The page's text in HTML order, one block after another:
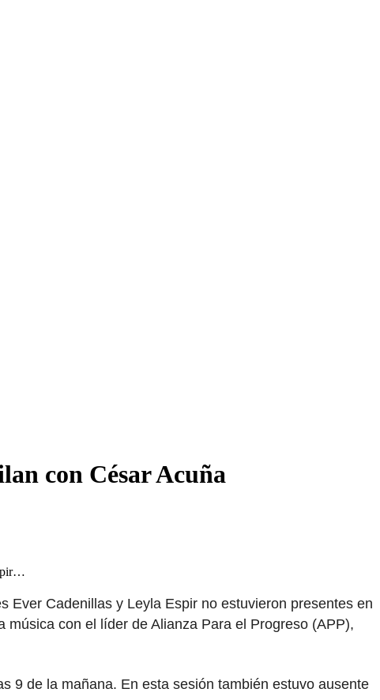
con César Acuña
Ever Cadenillas y Leyla Espir no estuvieron presentes en
con el líder de Alianza Para el Progreso (APP),
9 de la mañana. En esta sesión también estuvo ausente